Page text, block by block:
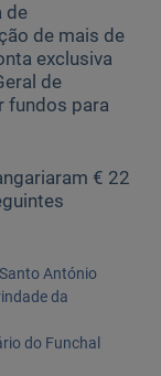
de
de mais de
exclusiva
de
fundos para
€ 22
António
da
do Funchal